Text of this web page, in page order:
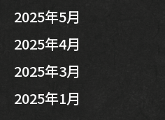
2025年5月
2025年4月
2025年3月
2025年1月